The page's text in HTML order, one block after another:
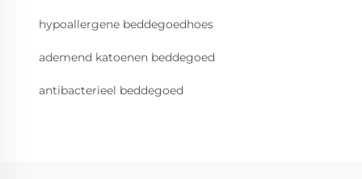
hypoallergene beddegoedhoes
ademend katoenen beddegoed
antibacterieel beddegoed